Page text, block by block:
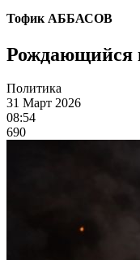
Тофик АББАСОВ
Рождающийся
Политика
31 Март 2026
08:54
690